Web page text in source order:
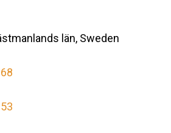
län, Sweden